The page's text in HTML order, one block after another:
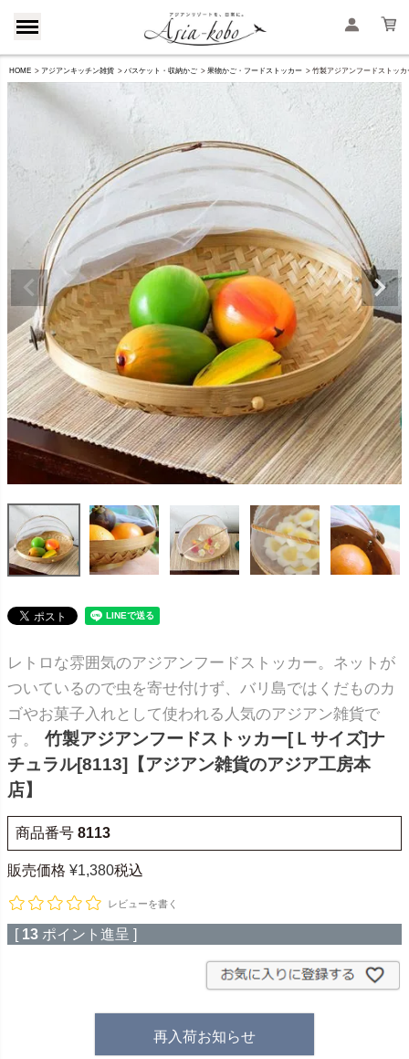
HOME アジアンキッチン雑貨 バスケット・収納かご 果物かご・フードストッカー 竹製アジアンフードストッ
レトロな雰囲気のアジアンフードストッカー。ネットが
ついているので虫を寄せ付けず、バリ島ではくだものカ
ゴやお菓子入れとして使われる人気のアジアン雑貨で
す。
竹製アジアンフードストッカー[Ｌサイズ]ナ
チュラル[8113]【アジアン雑貨のアジア工房本
店】
商品番号 8113
販売価格 ¥1,380税込
レビューを書く
[ 13 ポイント進呈 ]
再入荷お知らせ